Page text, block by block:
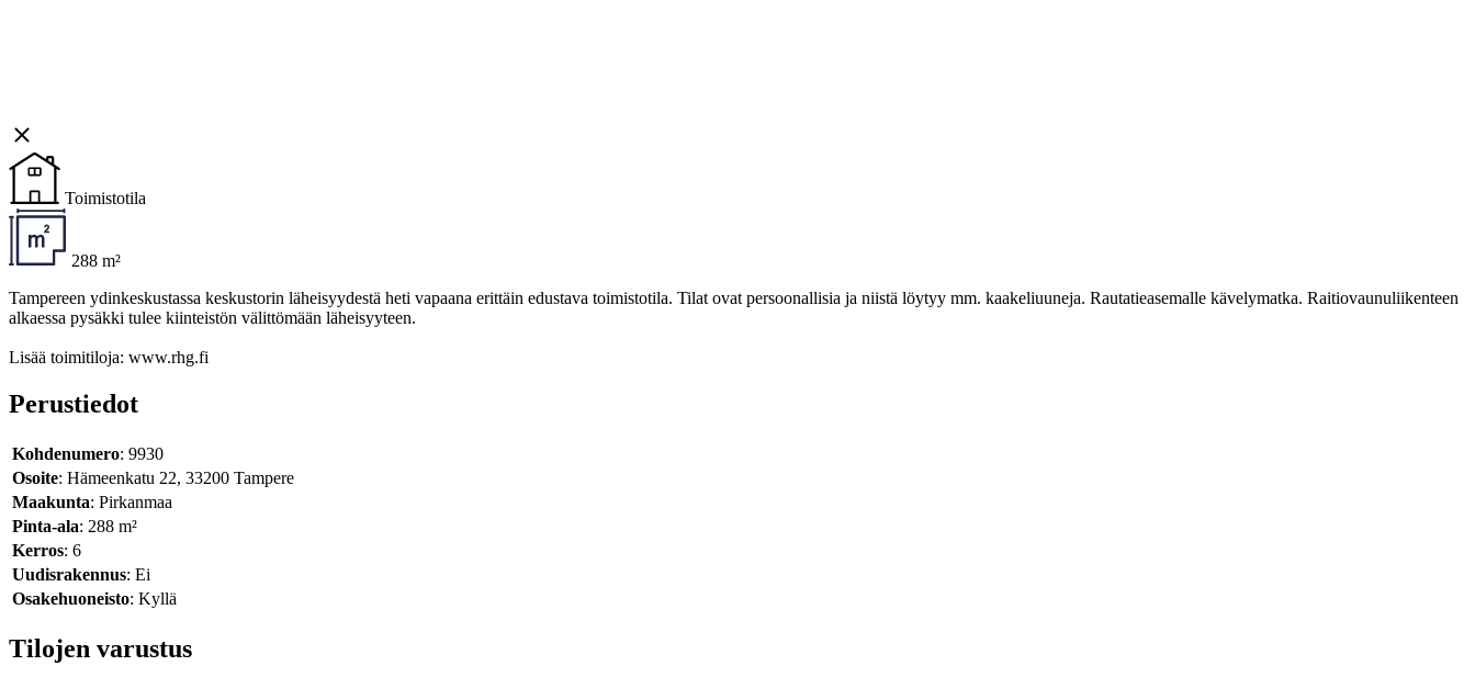
Toimistotila
288 m²
Tampereen ydinkeskustassa keskustorin läheisyydestä heti vapaana erittäin edustava toimistotila. Tilat ovat persoonallisia ja niistä löytyy mm. kaakeliuuneja. Rautatieasemalle kävelymatka. Raitiovaunuliikenteen
alkaessa pysäkki tulee kiinteistön välittömään läheisyyteen.
Lisää toimitiloja: www.rhg.fi
Perustiedot
Kohdenumero: 9930
Osoite: Hämeenkatu 22, 33200 Tampere
Maakunta: Pirkanmaa
Pinta-ala: 288 m²
Kerros: 6
Uudisrakennus: Ei
Osakehuoneisto: Kyllä
Tilojen varustus